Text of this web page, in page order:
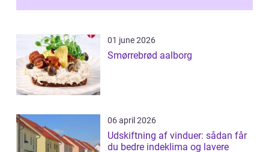
01 june 2026
Smørrebrød aalborg
06 april 2026
Udskiftning af vinduer: sådan får
du bedre indeklima og lavere